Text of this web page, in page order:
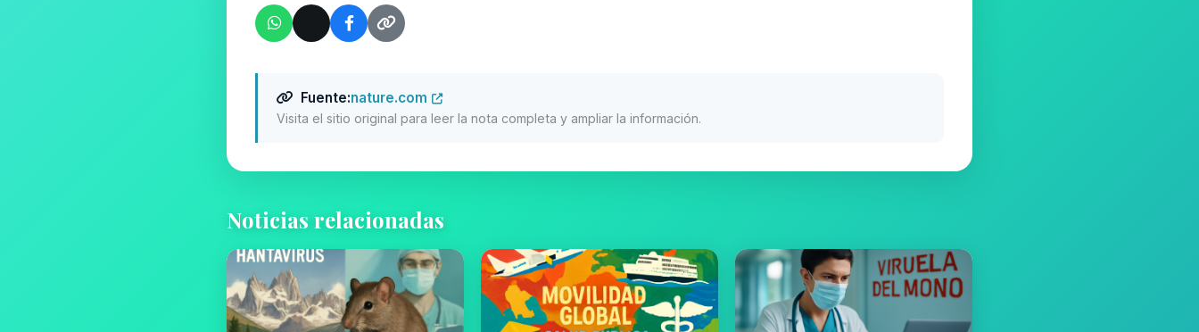
Fuente:nature.com
Visita el sitio original para leer la nota completa y ampliar la información.
Noticias relacionadas